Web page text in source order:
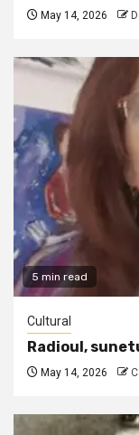
May 14, 2026
5 min read
Cultural
Radioul,
May 14, 2026